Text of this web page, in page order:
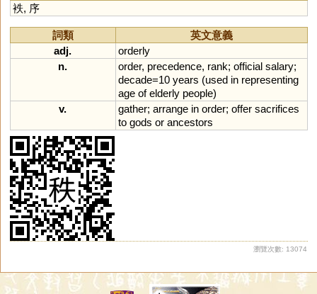
袟, 序
詞類
英文意義
adj.
orderly
n.
order, precedence, rank; official salary;
decade=10 years (used in representing
age of elderly people)
v.
gather; arrange in order; offer sacrifices
to gods or ancestors
瀏覽次數: 13074